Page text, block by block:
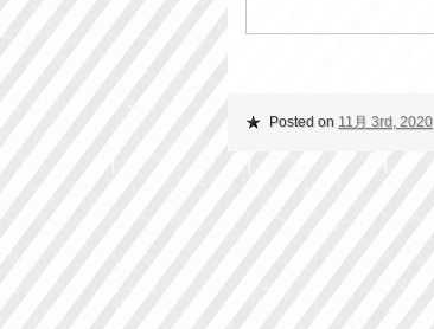
Posted on 11月 3rd, 2020